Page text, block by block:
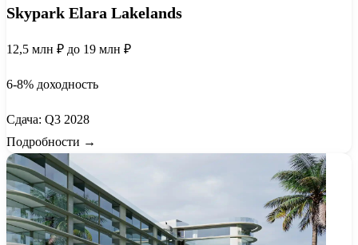
Skypark Elara Lakelands
12,5 млн ₽ до 19 млн ₽
6-8% доходность
Сдача: Q3 2028
Подробности →